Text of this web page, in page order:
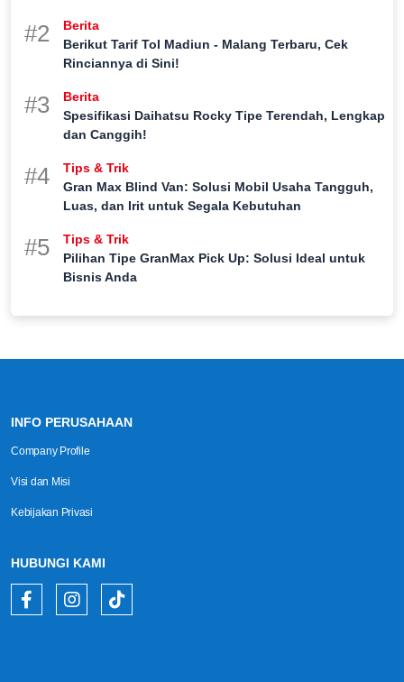
#2
Berita
Berikut Tarif Tol Madiun - Malang Terbaru, Cek
Rinciannya di Sini!
#3
Berita
Spesifikasi Daihatsu Rocky Tipe Terendah, Lengkap
dan Canggih!
#4
Tips & Trik
Gran Max Blind Van: Solusi Mobil Usaha Tangguh,
Luas, dan Irit untuk Segala Kebutuhan
#5
Tips & Trik
Pilihan Tipe GranMax Pick Up: Solusi Ideal untuk
Bisnis Anda
INFO PERUSAHAAN
Company Profile
Visi dan Misi
Kebijakan Privasi
HUBUNGI KAMI